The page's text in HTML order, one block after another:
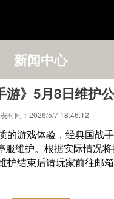
新闻中心
游》5月8日维护
时间：2026/5/7 18:46:12
的游戏体验，经典国战
服维护。根据实际情况
护结束后请玩家前往邮